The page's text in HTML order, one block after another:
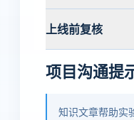
上线前复核
项目沟通提
知识文章帮助实